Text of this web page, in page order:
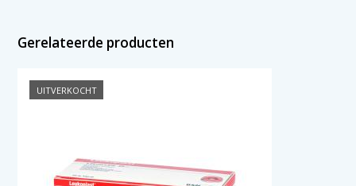
Gerelateerde producten
UITVERKOCHT